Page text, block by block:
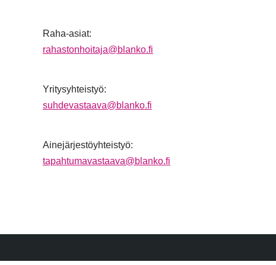
Raha-asiat:
rahastonhoitaja@blanko.fi
Yritysyhteistyö:
suhdevastaava@blanko.fi
Ainejärjestöyhteistyö:
tapahtumavastaava@blanko.fi